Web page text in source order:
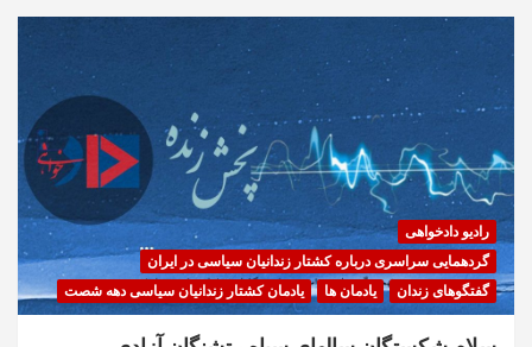
رادیو دادخواهی
گردهمایی سراسری درباره کشتار زندانیان سیاسی در ایران
گفتگوهای زندان
یادمان ها یادمان کشتار زندانیان سیاسی دهه شصت